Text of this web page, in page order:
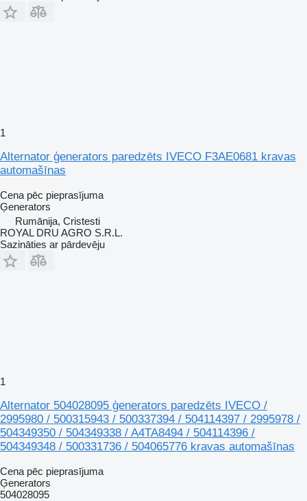
1
Alternator ģenerators paredzēts IVECO F3AE0681 kravas
automašīnas
Cena pēc pieprasījuma
Ģenerators
Rumānija, Cristesti
ROYAL DRU AGRO S.R.L.
Sazināties ar pārdevēju
1
Alternator 504028095 ģenerators paredzēts IVECO /
2995980 / 500315943 / 500337394 / 504114397 / 2995978 /
504349350 / 504349338 / A4TA8494 / 504114396 /
504349348 / 500331736 / 504065776 kravas automašīnas
Cena pēc pieprasījuma
Ģenerators
504028095